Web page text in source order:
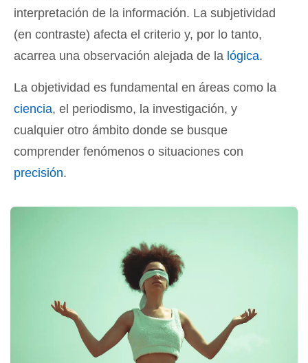
interpretación de la información. La subjetividad
(en contraste) afecta el criterio y, por lo tanto,
acarrea una observación alejada de la lógica.
La objetividad es fundamental en áreas como la
ciencia, el periodismo, la investigación, y
cualquier otro ámbito donde se busque
comprender fenómenos o situaciones con
precisión.